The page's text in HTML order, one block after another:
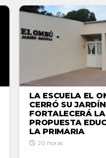
LA ESCUELA EL
CERRÓ SU
FORTALECERÁ LA
PROPUESTA
LA PRIMARIA
20 horas